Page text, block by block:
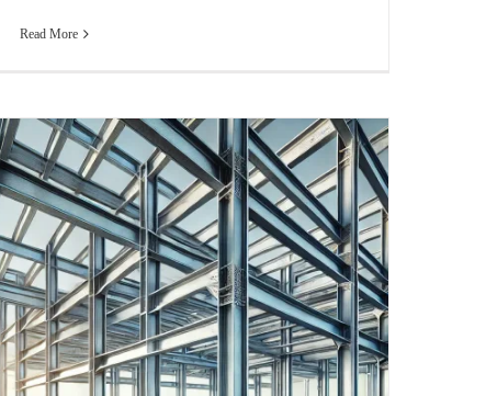
Read More